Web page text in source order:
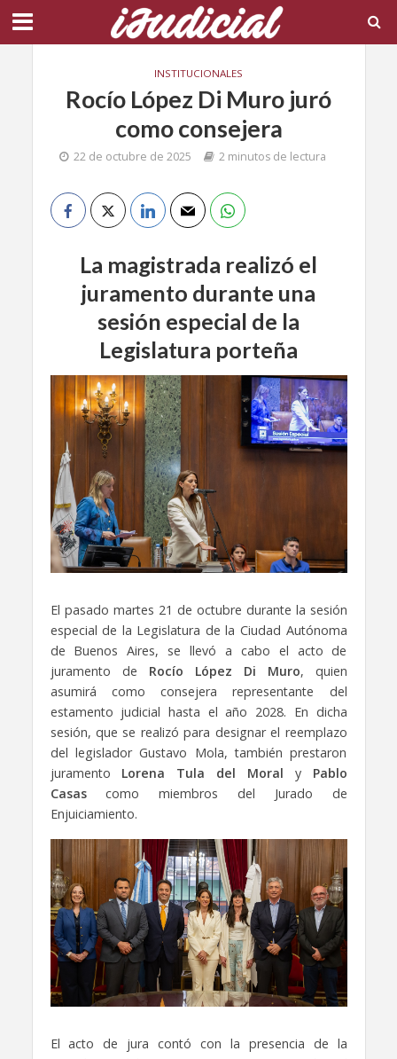
INSTITUCIONALES
Rocío López Di Muro juró
como consejera
22 de octubre de 2025 2 minutos de lectura
La magistrada realizó el
juramento durante una
sesión especial de la
Legislatura porteña
El pasado martes 21 de octubre durante la sesión
especial de la Legislatura de la Ciudad Autónoma
de Buenos Aires, se llevó a cabo el acto de
juramento de Rocío López Di Muro, quien
asumirá como consejera representante del
estamento judicial hasta el año 2028. En dicha
sesión, que se realizó para designar el reemplazo
del legislador Gustavo Mola, también prestaron
juramento Lorena Tula del Moral y Pablo
Casascomo miembros del Jurado de
Enjuiciamiento.
El acto de jura contó con la presencia de la